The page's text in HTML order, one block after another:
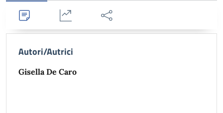
Dettagli Statistiche Condividi
Autori/Autrici
Gisella De Caro